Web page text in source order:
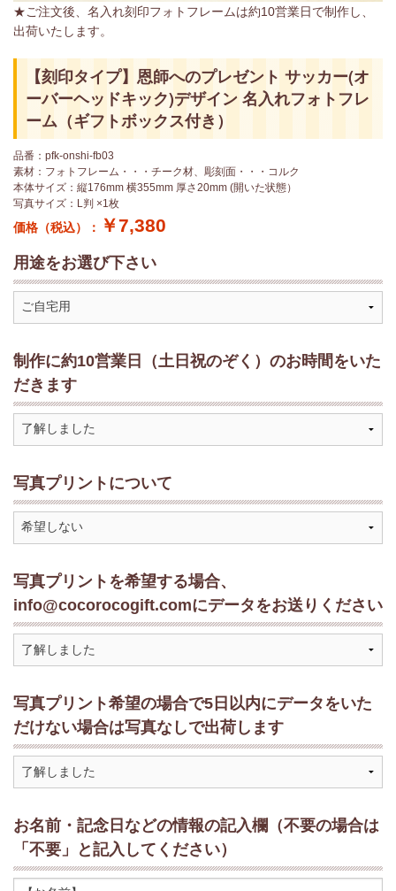
★ご注文後、名入れ刻印フォトフレームは約10営業日で制作し、
出荷いたします。
【刻印タイプ】恩師へのプレゼント サッカー(オ
ーバーヘッドキック)デザイン 名入れフォトフレ
ーム（ギフトボックス付き）
品番：pfk-onshi-fb03
素材：フォトフレーム・・・チーク材、彫刻面・・・コルク
本体サイズ：縦176mm 横355mm 厚さ20mm (開いた状態）
写真サイズ：L判 ×1枚
価格（税込）： ￥7,380
用途をお選び下さい
制作に約10営業日（土日祝のぞく）のお時間をいた
だきます
写真プリントについて
写真プリントを希望する場合、
info@cocorocogift.comにデータをお送りください
写真プリント希望の場合で5日以内にデータをいた
だけない場合は写真なしで出荷します
お名前・記念日などの情報の記入欄（不要の場合は
「不要」と記入してください）